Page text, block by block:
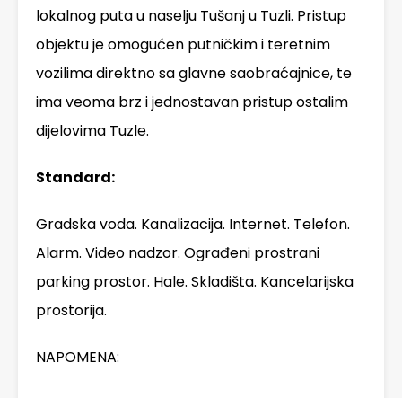
lokalnog puta u naselju Tušanj u Tuzli. Pristup
objektu je omogućen putničkim i teretnim
vozilima direktno sa glavne saobraćajnice, te
ima veoma brz i jednostavan pristup ostalim
dijelovima Tuzle.
Standard:
Gradska voda. Kanalizacija. Internet. Telefon.
Alarm. Video nadzor. Ograđeni prostrani
parking prostor. Hale. Skladišta. Kancelarijska
prostorija.
NAPOMENA: